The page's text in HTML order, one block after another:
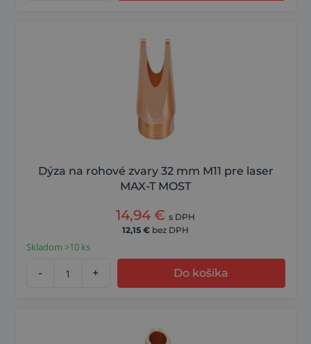
Dýza na rohové zvary 32 mm M11 pre laser
MAX-T MOST
14,94 € s DPH
12,15 € bez DPH
Skladom >10 ks
- + Do košíka